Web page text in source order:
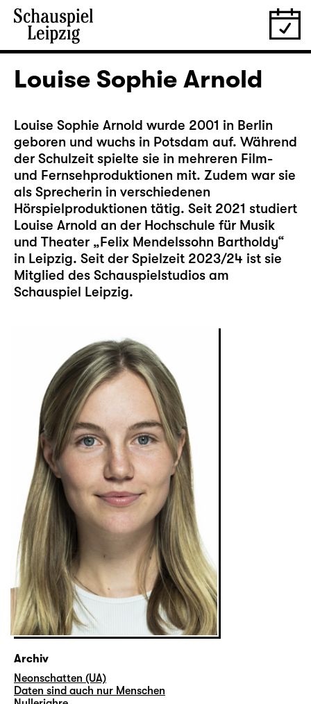
Louise Sophie Arnold
Louise Sophie Arnold wurde 2001 in Berlin
geboren und wuchs in Potsdam auf. Während
der Schulzeit spielte sie in mehreren Film-
und Fernsehproduktionen mit. Zudem war sie
als Sprecherin in verschiedenen
Hörspielproduktionen tätig. Seit 2021 studiert
Louise Arnold an der Hochschule für Musik
und Theater „Felix Mendelssohn Bartholdy“
in Leipzig. Seit der Spielzeit 2023/24 ist sie
Mitglied des Schauspielstudios am
Schauspiel Leipzig.
Archiv
Neonschatten (UA)
Daten sind auch nur Menschen